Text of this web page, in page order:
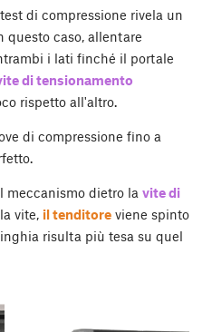
di compressione rivela un
questo caso, allentare
i lati finché il portale
di tensionamento
rispetto all'altro.
di compressione fino a
meccanismo dietro la vite di
vite, il tenditore viene spinto
risulta più tesa su quel